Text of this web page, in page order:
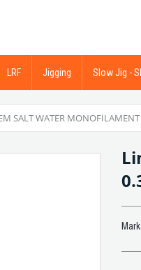
LRF Jigging Slow Jig -
SALT WATER